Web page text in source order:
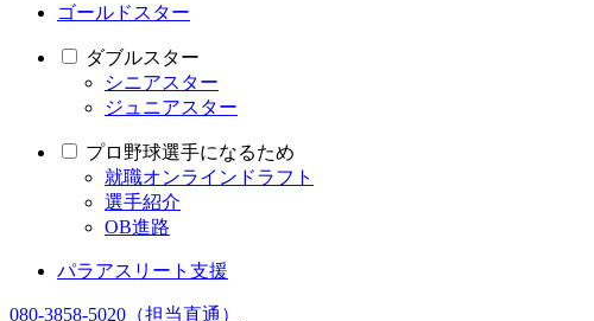
ゴールドスター
ダブルスター
シニアスター
ジュニアスター
プロ野球選手になるため
就職オンラインドラフト
選手紹介
OB進路
パラアスリート支援
080-3858-5020 （担当直通）